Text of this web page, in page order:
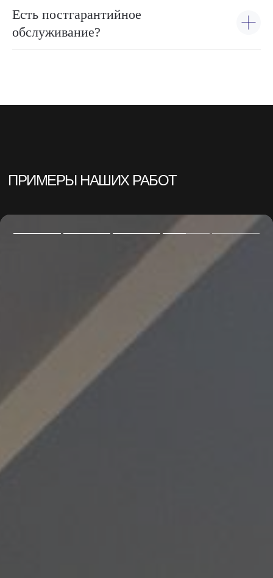
Есть постгарантийное
обслуживание?
ПРИМЕРЫ НАШИХ РАБОТ